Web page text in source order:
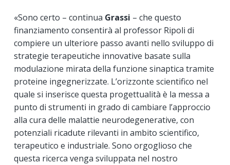
«Sono certo – continua Grassi – che questo
finanziamento consentirà al professor Ripoli di
compiere un ulteriore passo avanti nello sviluppo di
strategie terapeutiche innovative basate sulla
modulazione mirata della funzione sinaptica tramite
proteine ingegnerizzate. L’orizzonte scientifico nel
quale si inserisce questa progettualità è la messa a
punto di strumenti in grado di cambiare l’approccio
alla cura delle malattie neurodegenerative, con
potenziali ricadute rilevanti in ambito scientifico,
terapeutico e industriale. Sono orgoglioso che
questa ricerca venga sviluppata nel nostro